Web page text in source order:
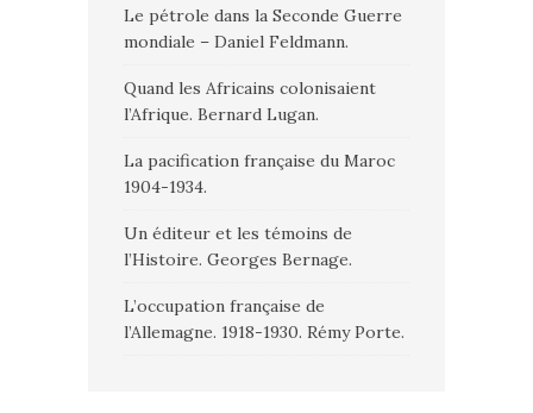
Le pétrole dans la Seconde Guerre
mondiale – Daniel Feldmann.
Quand les Africains colonisaient
l’Afrique. Bernard Lugan.
La pacification française du Maroc
1904-1934.
Un éditeur et les témoins de
l’Histoire. Georges Bernage.
L’occupation française de
l’Allemagne. 1918-1930. Rémy Porte.